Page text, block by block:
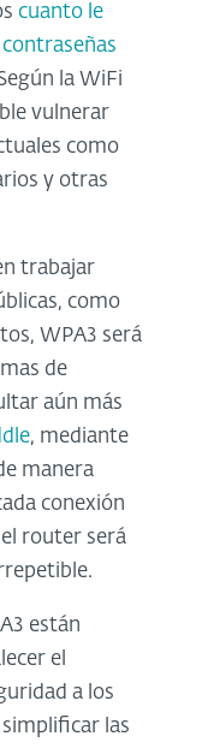
cuanto le
la WiFi
vulnerar
como
y otras
trabajar
como
WPA3 será
de
aún más
, mediante
manera
conexión
router será
están
el
a los
las